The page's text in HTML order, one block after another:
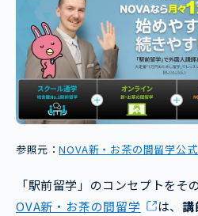
参照元：NOVA新・お茶の間留学公
「駅前留学」のコンセプトをそ
OVA新・お茶の間留学
は、講